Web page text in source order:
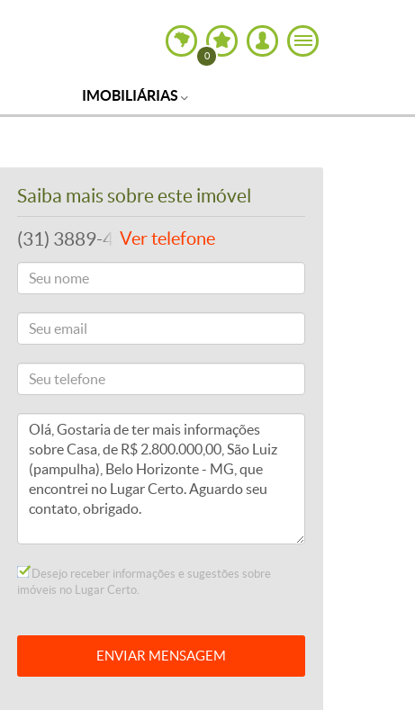
0
IMOBILIÁRIAS
Saiba mais sobre este imóvel
(31) 3889-4765Ver telefone
Desejo receber informações e sugestões sobre
imóveis no Lugar Certo.
ENVIAR MENSAGEM